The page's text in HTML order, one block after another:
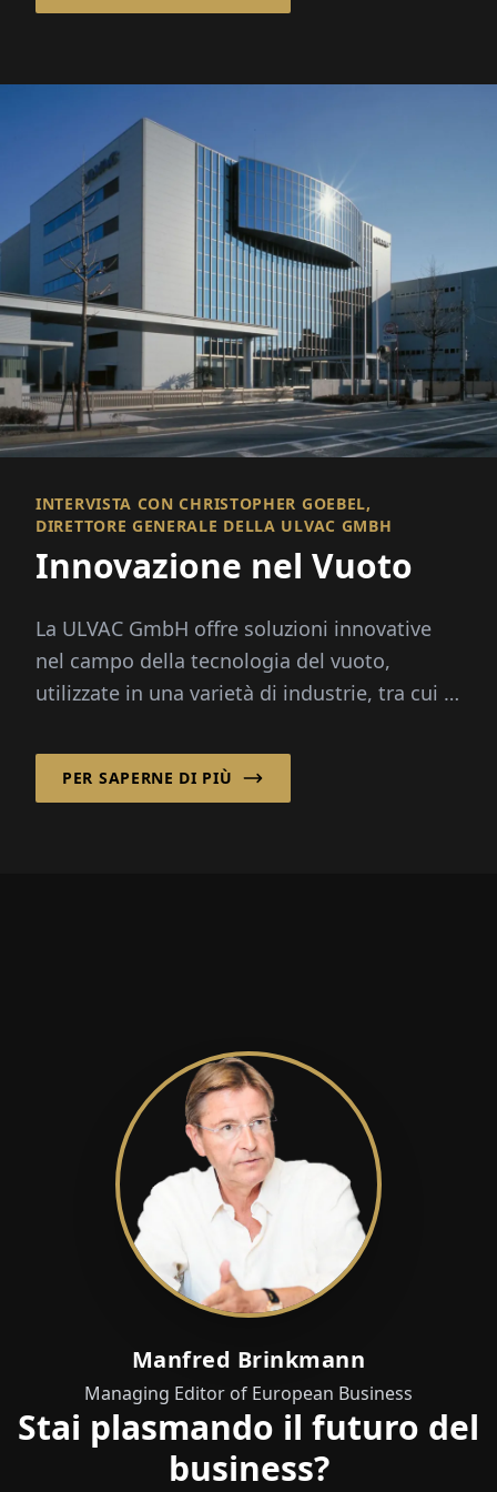
INTERVISTA CON CHRISTOPHER GOEBEL,
DIRETTORE GENERALE DELLA ULVAC GMBH
Innovazione nel Vuoto
La ULVAC GmbH offre soluzioni innovative
nel campo della tecnologia del vuoto,
utilizzate in una varietà di industrie, tra cui la
PER SAPERNE DI PIÙ
Manfred Brinkmann
Managing Editor of European Business
Stai plasmando il futuro del
business?